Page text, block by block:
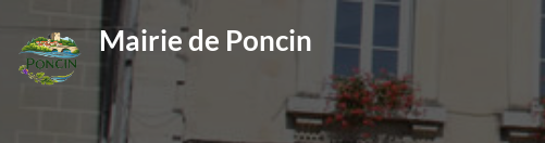
content
Mairie de Poncin